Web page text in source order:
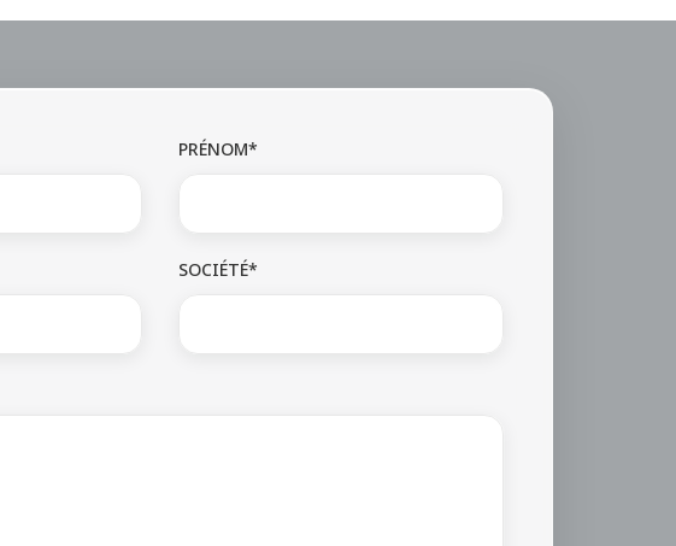
PRÉNOM*
SOCIÉTÉ*